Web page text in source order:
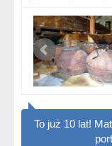
To już 10 lat!